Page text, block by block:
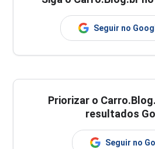
Seguir no
Priorizar o
resultados
Seguir no